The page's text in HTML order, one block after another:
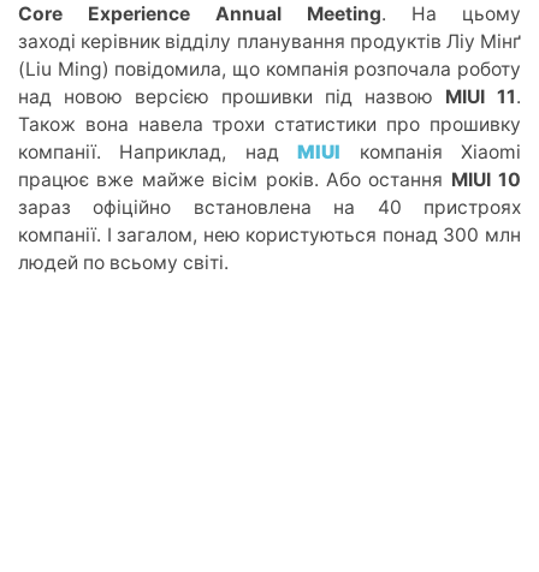
Core Experience Annual Meeting. На цьому
заході керівник відділу планування продуктів Ліу Мінґ
(Liu Ming) повідомила, що компанія розпочала роботу
над новою версією прошивки під назвою MIUI 11.
Також вона навела трохи статистики про прошивку
компанії. Наприклад, надMIUI компанія Xiaomi
працює вже майже вісім років. Або остання MIUI 10
зараз офіційно встановлена на 40 пристроях
компанії. І загалом, нею користуються понад 300 млн
людей по всьому світі.